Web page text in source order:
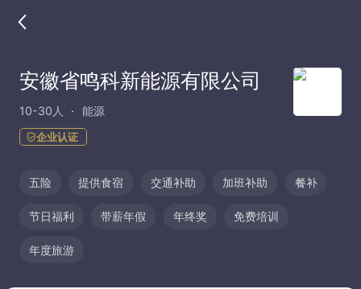
安徽省鸣科新能源有限公司
10-30人 能源
企业认证
五险 提供食宿 交通补助 加班补助 餐补
节日福利 带薪年假 年终奖 免费培训
年度旅游